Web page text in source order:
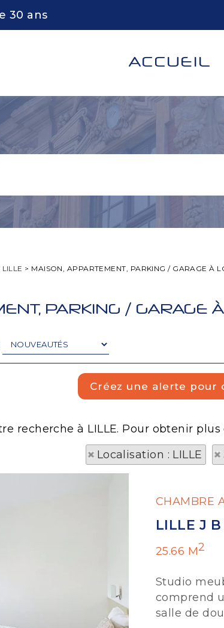
30 ans
ACCUEIL
LILLE > MAISON, APPARTEMENT, PARKING / GARAGE À
PARKING / GARAGE
recherche à LILLE. Pour obtenir
Localisation : LILLE
CHAMBRE
LILLE J B
25.66 M2
Studio
comprend
salle de